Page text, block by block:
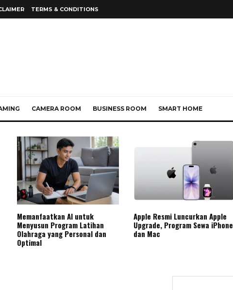
TERMS & CONDITIONS
CAMERA ROOM BUSINESS ROOM SMART HOME
Memanfaatkan AI untuk
Menyusun Program Latihan
Olahraga yang Personal dan
Optimal
Apple Resmi Luncurkan Apple
Upgrade, Program Sewa iPhone
dan Mac